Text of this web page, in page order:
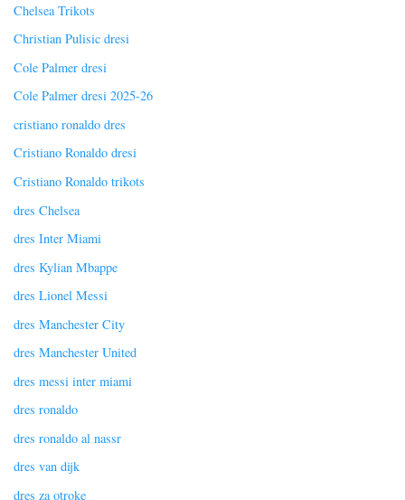
Chelsea Trikots
Christian Pulisic dresi
Cole Palmer dresi
Cole Palmer dresi 2025-26
cristiano ronaldo dres
Cristiano Ronaldo dresi
Cristiano Ronaldo trikots
dres Chelsea
dres Inter Miami
dres Kylian Mbappe
dres Lionel Messi
dres Manchester City
dres Manchester United
dres messi inter miami
dres ronaldo
dres ronaldo al nassr
dres van dijk
dres za otroke